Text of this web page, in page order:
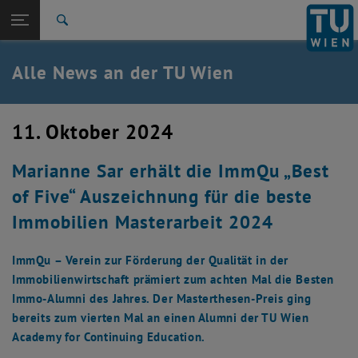
TU Login
Quicklinks
Quicklinks-Menü umschalten
Studium
Karriere
Zurück: Subseiten von TU Wien Startseite auflisten
Zurück zur letzten Ebene:
TU Wien Startseite
Übersicht
Alle News an der TU Wien
11. Oktober 2024
Marianne Sar erhält die ImmQu „Best
of Five“ Auszeichnung für die beste
Immobilien Masterarbeit 2024
ImmQu – Verein zur Förderung der Qualität in der
Immobilienwirtschaft prämiert zum achten Mal die Besten
Immo-Alumni des Jahres. Der Masterthesen-Preis ging
bereits zum vierten Mal an einen Alumni der TU Wien
Academy for Continuing Education.